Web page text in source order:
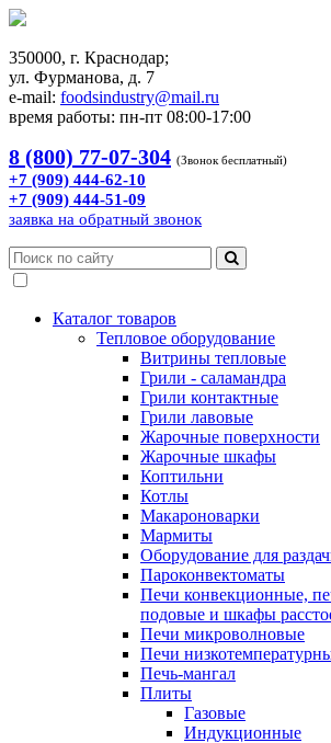
350000, г. Краснодар;
ул. Фурманова, д. 7
e-mail: foodsindustry@mail.ru
время работы: пн-пт 08:00-17:00
8 (800) 77-07-304 (Звонок бесплатный)
+7 (909) 444-62-10
+7 (909) 444-51-09
заявка на обратный звонок
Каталог товаров
Тепловое оборудование
Витрины тепловые
Грили - саламандра
Грили контактные
Грили лавовые
Жарочные поверхности
Жарочные шкафы
Коптильни
Котлы
Макароноварки
Мармиты
Оборудование для
Пароконвектоматы
Печи конвекционные,
подовые и шкафы
Печи микроволновые
Печи
Печь-мангал
Плиты
Газовые
Индукционные